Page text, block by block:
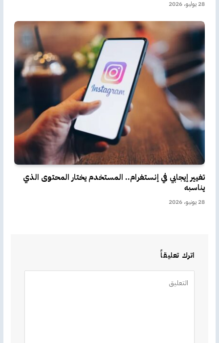
28 يوليو، 2026
تغيير إيجابي في إنستغرام.. المستخدم يختار المحتوى الذي
يناسبه
28 يونيو، 2026
اترك تعليقاً